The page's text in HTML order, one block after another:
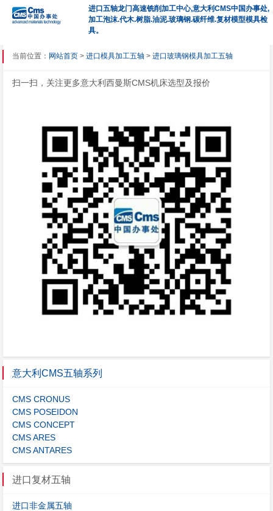
进口五轴龙门高速铣削加工中心,意大利CMS中国办事处,
加工泡沫.代木.树脂.油泥.玻璃钢.碳纤维.复材模型模具检
具。
当前位置： 网站首页 > 进口模具加工五轴 > 进口玻璃钢模具加工五轴
扫一扫，关注更多意大利西曼斯CMS机床选型及报价
意大利CMS五轴系列
CMS CRONUS
CMS POSEIDON
CMS CONCEPT
CMS ARES
CMS ANTARES
进口复材五轴
进口非金属五轴